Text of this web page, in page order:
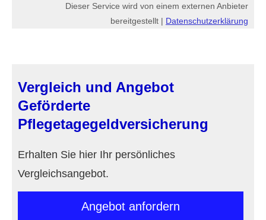
Dieser Service wird von einem externen Anbieter
bereitgestellt | Datenschutzerklärung
Vergleich und Angebot
Geförderte
Pflegetagegeldversicherung
Erhalten Sie hier Ihr persönliches
Vergleichsangebot.
An­ge­bot an­for­dern